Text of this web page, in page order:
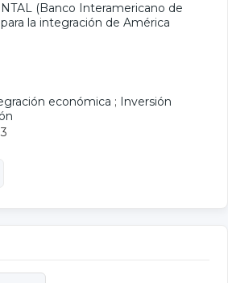
(Banco Interamericano de
la integración de América
económica ; Inversión